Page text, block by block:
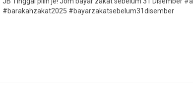
#barakahzakat2025 #bayarzakatsebelum31disember